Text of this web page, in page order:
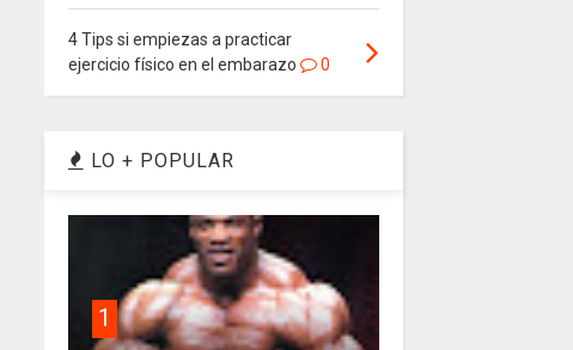
4 Tips si empiezas a practicar
ejercicio físico en el embarazo
0
LO + POPULAR
1